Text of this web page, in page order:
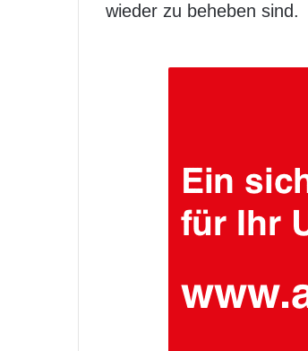
wieder zu beheben sind.